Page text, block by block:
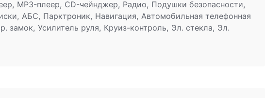
MP3-плеер, CD-чейнджер, Радио, Подушки безопасности,
АБС, Парктроник, Навигация, Автомобильная телефонная
замок, Усилитель руля, Круиз-контроль, Эл. стекла, Эл.